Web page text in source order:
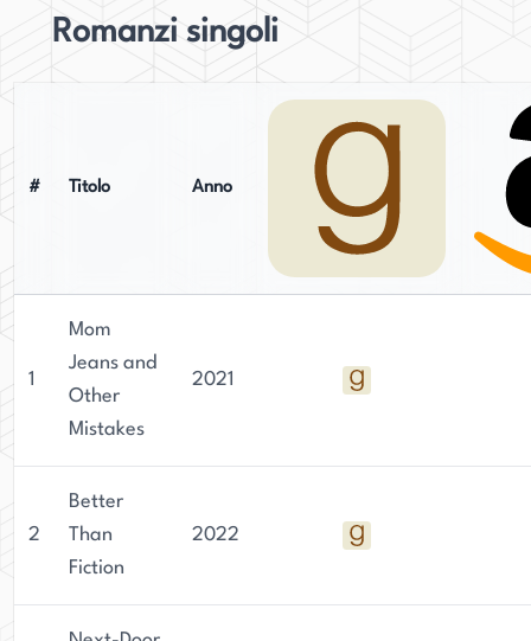
Romanzi singoli
# Titolo Anno
1
Mom
Jeans and
Other
Mistakes
2021
2
Better
Than
Fiction
2022